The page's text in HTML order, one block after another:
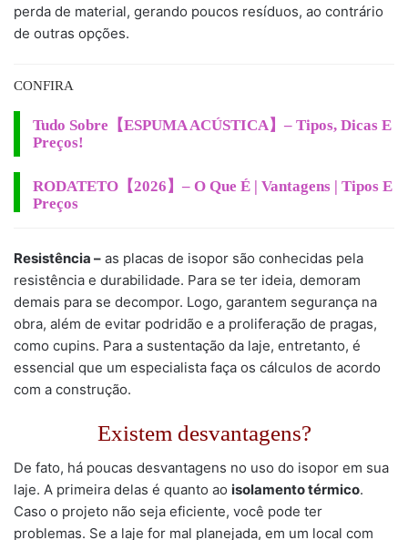
perda de material, gerando poucos resíduos, ao contrário
de outras opções.
CONFIRA
Tudo Sobre【ESPUMA ACÚSTICA】– Tipos, Dicas E
Preços!
RODATETO【2026】– O Que É | Vantagens | Tipos E
Preços
Resistência – as placas de isopor são conhecidas pela
resistência e durabilidade. Para se ter ideia, demoram
demais para se decompor. Logo, garantem segurança na
obra, além de evitar podridão e a proliferação de pragas,
como cupins. Para a sustentação da laje, entretanto, é
essencial que um especialista faça os cálculos de acordo
com a construção.
Existem desvantagens?
De fato, há poucas desvantagens no uso do isopor em sua
laje. A primeira delas é quanto ao isolamento térmico.
Caso o projeto não seja eficiente, você pode ter
problemas. Se a laje for mal planejada, em um local com